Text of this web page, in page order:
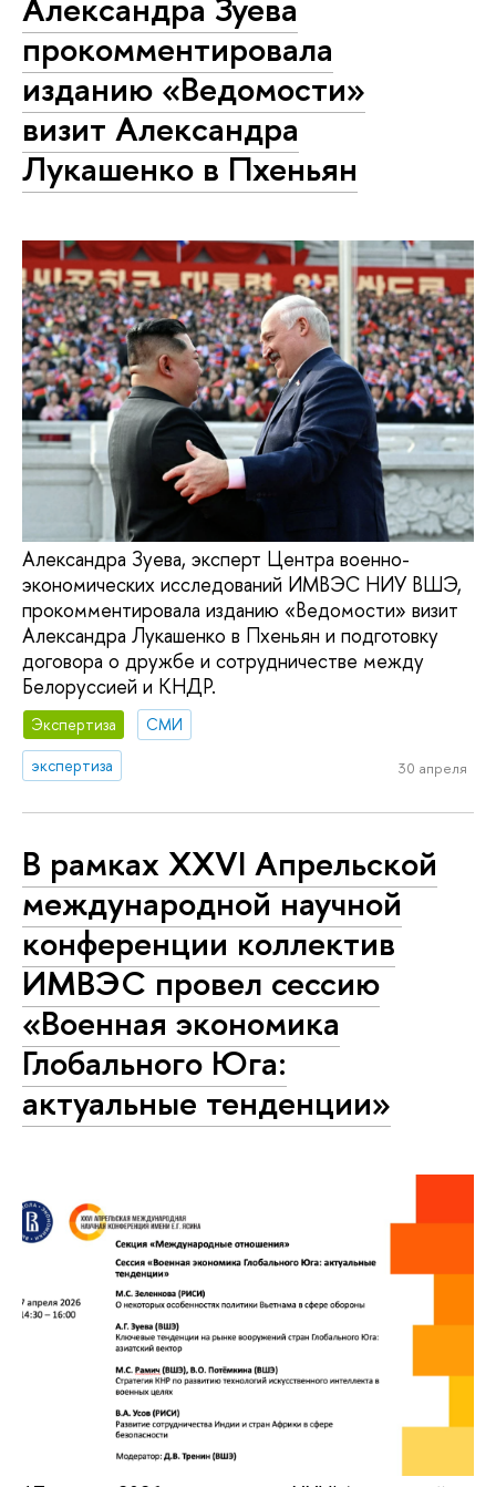
прокомментировала
изданию «Ведомости»
визит Александра
Лукашенко в Пхеньян
Александра Зуева, эксперт Центра военно-
экономических исследований ИМВЭС НИУ ВШЭ,
прокомментировала изданию «Ведомости» визит
Александра Лукашенко в Пхеньян и подготовку
договора о дружбе и сотрудничестве между
Белоруссией и КНДР.
Экспертиза
СМИ
экспертиза
30 апреля
В рамках XXVI Апрельской
международной научной
конференции коллектив
ИМВЭС провел сессию
«Военная экономика
Глобального Юга:
актуальные тенденции»